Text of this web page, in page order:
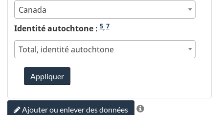
Canada
Identité autochtone :5,7
Total, identité autochtone
Appliquer
Ajouter ou enlever des données